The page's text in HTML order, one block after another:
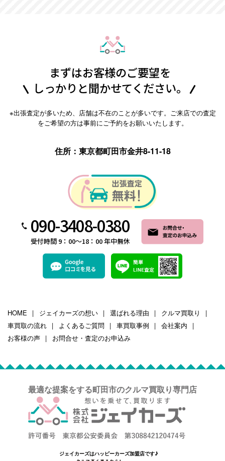
まずはお客様のご要望を
しっかりと聞かせてください。
※出張査定が多いため、店舗は不在のことが多いです。ご来店での査定
をご希望の方は事前にご予約をお願いいたします。
住所：東京都町田市金井8-11-18
090-3408-0380
受付時間 9：00～18：00 年中無休
HOME ジェイカーズの想い 選ばれる理由
クルマ買取り
車買取の流れ
よくあるご質問 車買取事例
会社案内
お客様の声
お問合せ・査定のお申込み
最適な提案をする町田市のクルマ買取り専門店
ジェイカーズはハッピーカーズ加盟店です♪